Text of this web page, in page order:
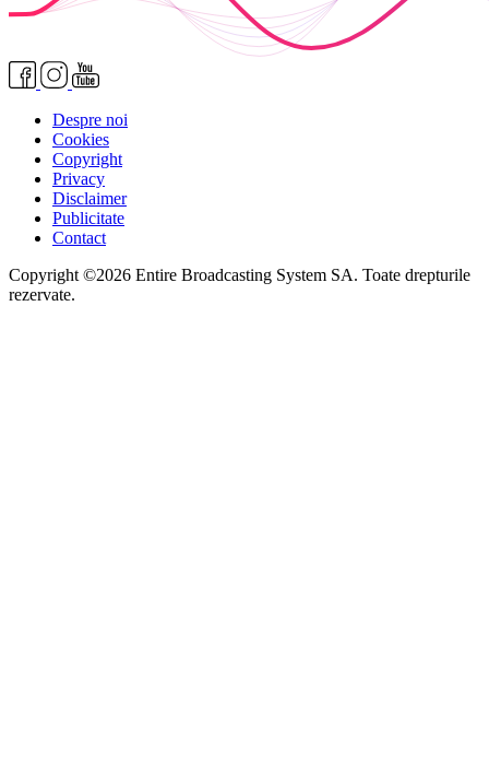
Despre noi
Cookies
Copyright
Privacy
Disclaimer
Publicitate
Contact
Copyright ©2026 Entire Broadcasting System SA. Toate drepturile
rezervate.